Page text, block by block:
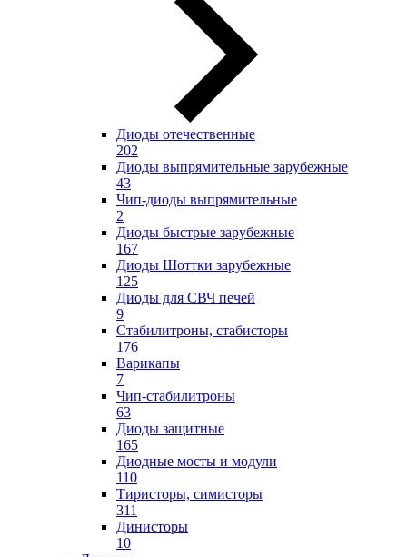
Диоды отечественные
202
Диоды выпрямительные зарубежные
43
Чип-диоды выпрямительные
2
Диоды быстрые зарубежные
167
Диоды Шоттки зарубежные
125
Диоды для СВЧ печей
9
Стабилитроны, стабисторы
176
Варикапы
7
Чип-стабилитроны
63
Диоды защитные
165
Диодные мосты и модули
110
Тиристоры, симисторы
311
Динисторы
10